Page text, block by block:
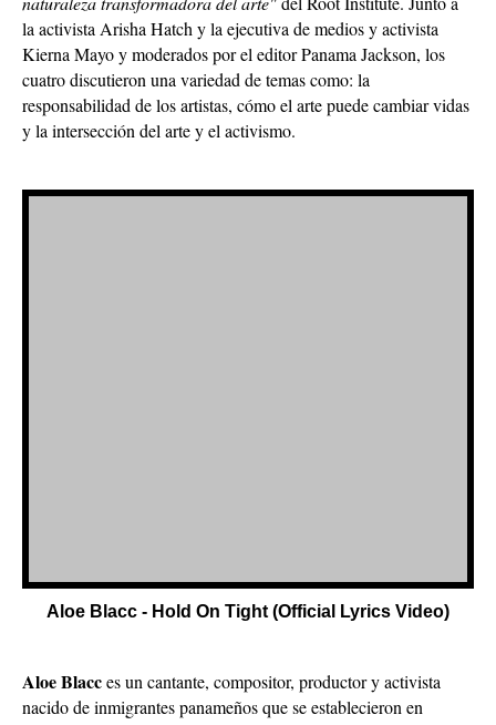
la activista Arisha Hatch y la ejecutiva de medios y activista
Kierna Mayo y moderados por el editor Panama Jackson, los
cuatro discutieron una variedad de temas como: la
responsabilidad de los artistas, cómo el arte puede cambiar vidas
y la intersección del arte y el activismo.
Aloe Blacc - Hold On Tight (Official Lyrics Video)
Aloe Blacces un cantante, compositor, productor y activista
nacido de inmigrantes panameños que se establecieron en